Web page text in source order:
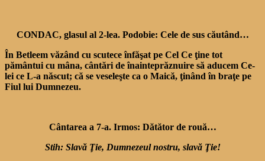
CONDAC, glasul al 2-lea. Podobie: Cele de sus căutând…
În Betleem văzând cu scutece înfăşat pe Cel Ce ţine tot
pământui cu mâna, cântări de înainteprăznuire să aducem Ce­
lei ce L-a născut; că se veseleşte ca o Maică, ţinând în braţe pe
Fiul lui Dumnezeu.
Cântarea a 7-a. Irmos: Dătător de rouă…
Stih: Slavă Ţie, Dumnezeul nostru, slavă Ţie!